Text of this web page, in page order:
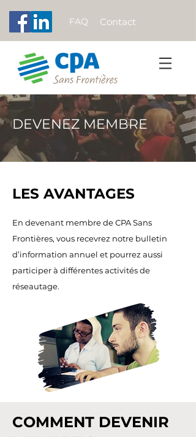
FAQ Contact
DEVENEZ MEMBRE
LES AVANTAGES
En devenant membre de CPA Sans
Frontières, vous recevrez notre bulletin
d’information annuel et pourrez aussi
participer à différentes activités de
réseautage.
COMMENT DEVENIR